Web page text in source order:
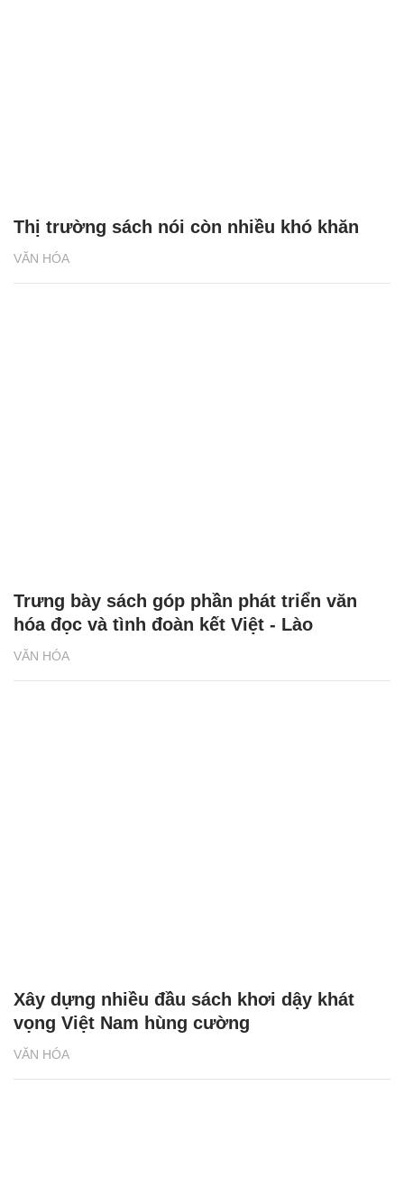
VĂN HÓA
Thị trường sách nói còn nhiều khó khăn
VĂN HÓA
Trưng bày sách góp phần phát triển văn
hóa đọc và tình đoàn kết Việt - Lào
VĂN HÓA
Xây dựng nhiều đầu sách khơi dậy khát
vọng Việt Nam hùng cường